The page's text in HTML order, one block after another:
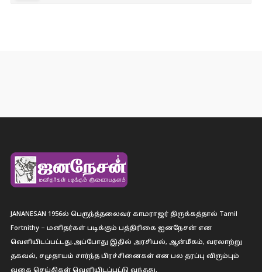
JANANESAN 1956ல் பெருந்த்தலைவர் காமராஜர் திருக்கத்தால் Tamil
Fortnithy – மனிதர்கள் படிக்கும் பத்திரிகை ஐனநேசன் என
வெளியிடப்பட்டது.அப்போது இதில் அரசியல், ஆன்மீகம், வரலாற்று
தகவல், சமுதாயம் சார்ந்த பிரச்சினைகள் என பல தரப்பு விரும்பும்